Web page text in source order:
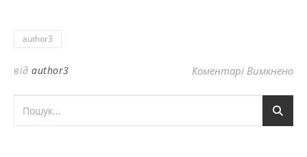
author3
від author3 Коментарі Вимкненодо